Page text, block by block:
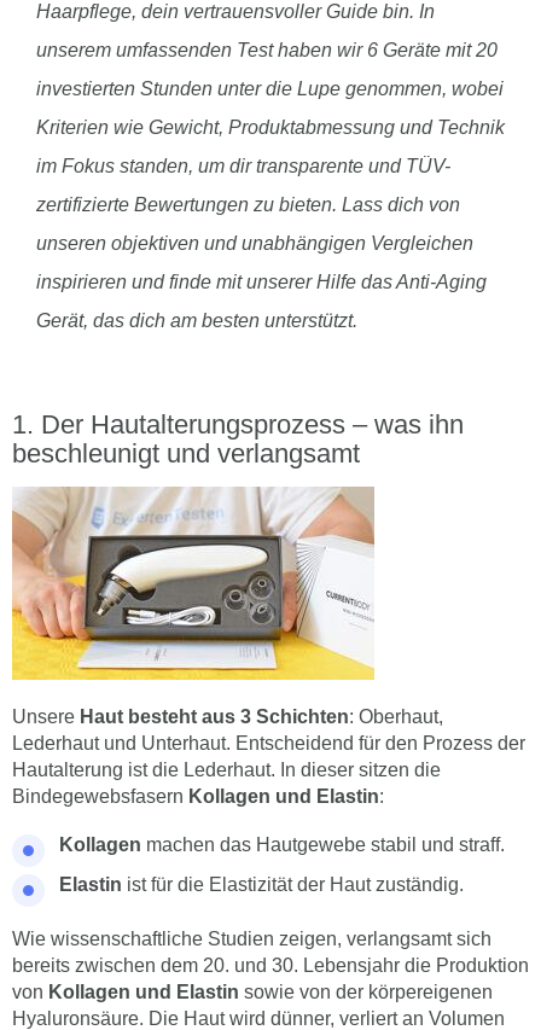
Haarpflege, dein vertrauensvoller Guide bin. In
unserem umfassenden Test haben wir 6 Geräte mit 20
investierten Stunden unter die Lupe genommen, wobei
Kriterien wie Gewicht, Produktabmessung und Technik
im Fokus standen, um dir transparente und TÜV-
zertifizierte Bewertungen zu bieten. Lass dich von
unseren objektiven und unabhängigen Vergleichen
inspirieren und finde mit unserer Hilfe das Anti-Aging
Gerät, das dich am besten unterstützt.
Der Hautalterungsprozess – was ihn
beschleunigt und verlangsamt
Unsere Haut besteht aus 3 Schichten: Oberhaut,
Lederhaut und Unterhaut. Entscheidend für den Prozess der
Hautalterung ist die Lederhaut. In dieser sitzen die
Bindegewebsfasern Kollagen und Elastin:
Kollagen machen das Hautgewebe stabil und straff.
Elastin ist für die Elastizität der Haut zuständig.
Wie wissenschaftliche Studien zeigen, verlangsamt sich
bereits zwischen dem 20. und 30. Lebensjahr die Produktion
von Kollagen und Elastin sowie von der körpereigenen
Hyaluronsäure. Die Haut wird dünner, verliert an Volumen